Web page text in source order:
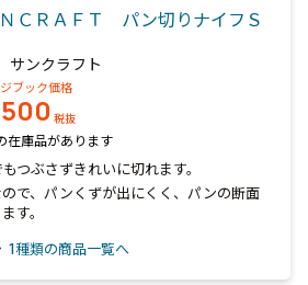
ＣＲＡＦＴ パン切りナイフＳ
サンクラフト
ブック価格
税抜
在庫品があります
つぶさずきれいに切れます。
で、パンくずが出にくく、パンの断面
す。
1種類の商品一覧へ